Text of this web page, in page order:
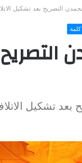
التصريح بعد تشكيل
كلمة
بعد تشكيل